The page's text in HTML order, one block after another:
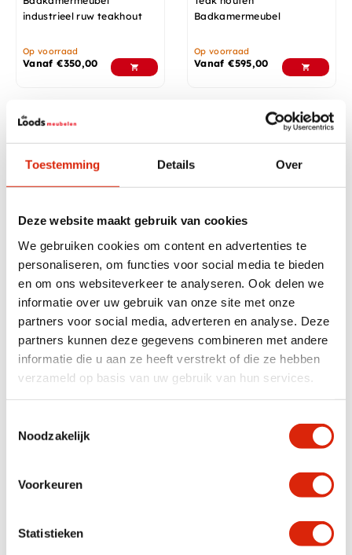
Toestemming Details Over
Deze website maakt gebruik van cookies
We gebruiken cookies om content en advertenties te
personaliseren, om functies voor social media te bieden
en om ons websiteverkeer te analyseren. Ook delen we
informatie over uw gebruik van onze site met onze
partners voor social media, adverteren en analyse. Deze
partners kunnen deze gegevens combineren met andere
informatie die u aan ze heeft verstrekt of die ze hebben
verzameld op basis van uw gebruik van hun services.
Noodzakelijk
Voorkeuren
Statistieken
industrieel ruw teakhout
Op voorraad
Vanaf€350,00
Badkamermeubel
Op voorraad
Vanaf€595,00
Badkamermeubel Lucia
Vanaf € 675,00
In diverse afmetingen
Teakhouten
Badkamermeubel diverse
Vanaf €625,00
Teakhouten
badkamermeubel met